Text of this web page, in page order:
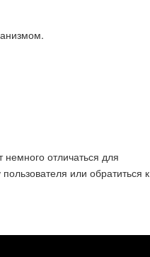
отличаться для
или обратиться к